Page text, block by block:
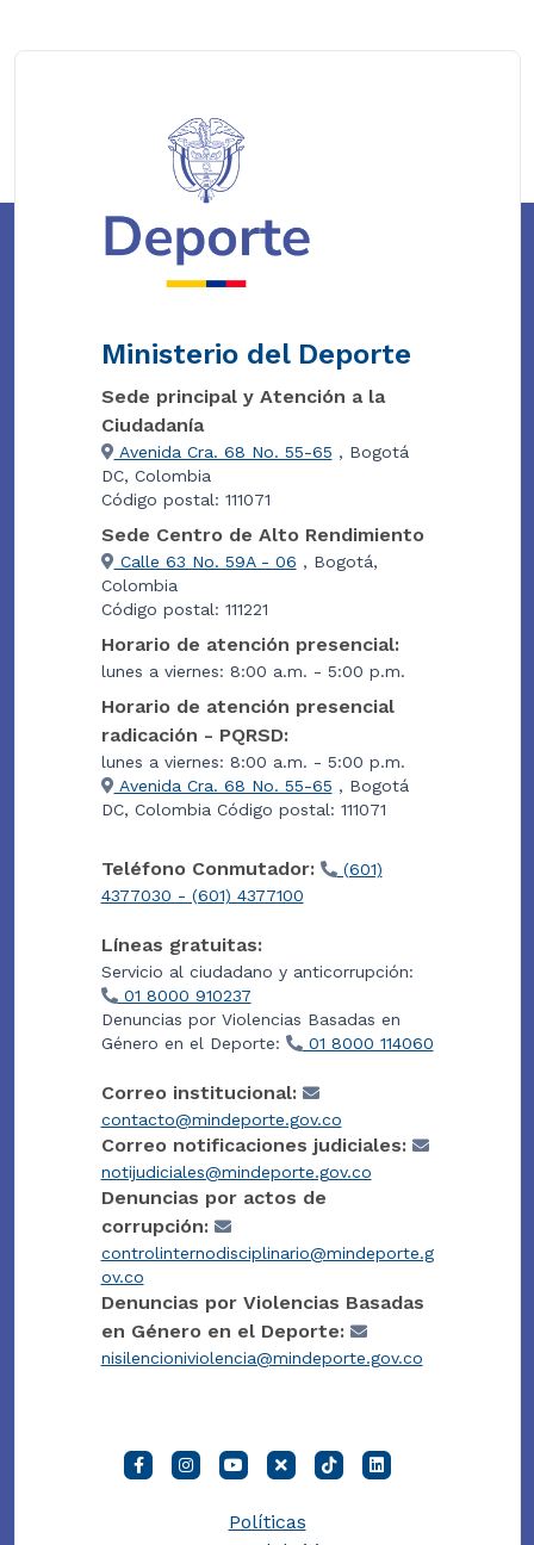
Ministerio del Deporte
Sede principal y Atención a la
Ciudadanía
Avenida Cra. 68 No. 55-65 , Bogotá
DC, Colombia
Código postal: 111071
Sede Centro de Alto Rendimiento
Calle 63 No. 59A - 06 , Bogotá,
Colombia
Código postal: 111221
Horario de atención presencial:
lunes a viernes: 8:00 a.m. - 5:00 p.m.
Horario de atención presencial
radicación - PQRSD:
lunes a viernes: 8:00 a.m. - 5:00 p.m.
Avenida Cra. 68 No. 55-65 , Bogotá
DC, Colombia Código postal: 111071
Teléfono Conmutador:
(601)
4377030 - (601) 4377100
Líneas gratuitas:
Servicio al ciudadano y anticorrupción:
01 8000 910237
Denuncias por Violencias Basadas en
Género en el Deporte:
01 8000 114060
Correo institucional:
contacto@mindeporte.gov.co
Correo notificaciones judiciales:
notijudiciales@mindeporte.gov.co
Denuncias por actos de
corrupción:
controlinternodisciplinario@mindeporte.g
ov.co
Denuncias por Violencias Basadas
en Género en el Deporte:
nisilencioniviolencia@mindeporte.gov.co
Políticas